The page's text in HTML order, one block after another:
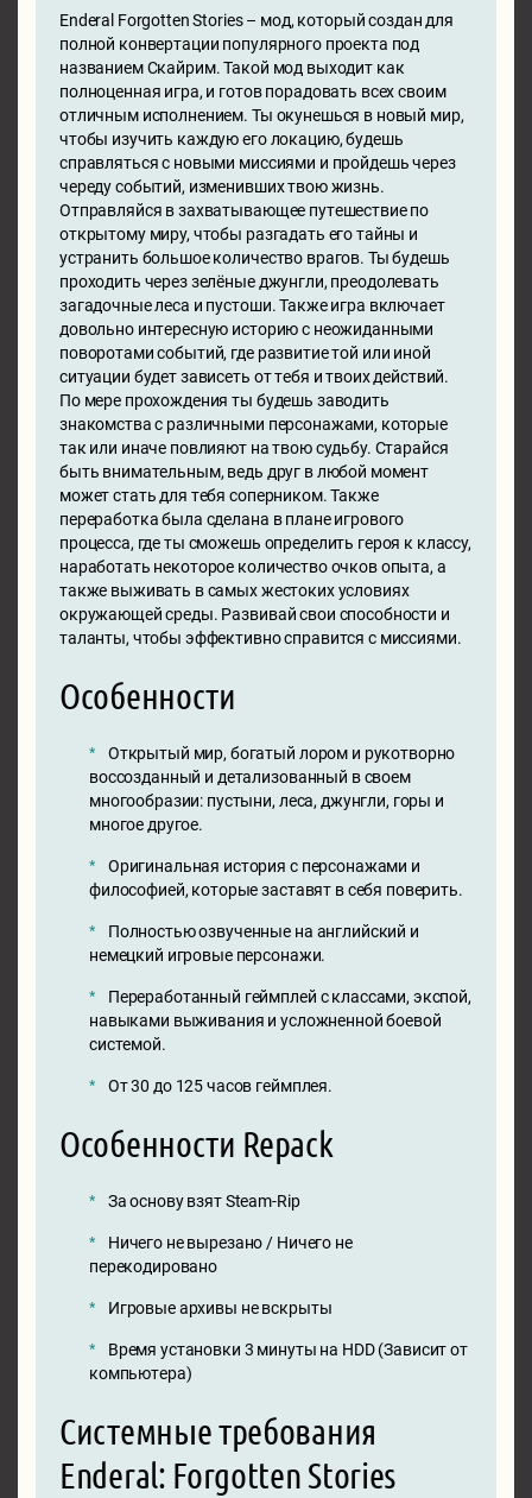
Enderal Forgotten Stories – мод, который создан для
полной конвертации популярного проекта под
названием Скайрим. Такой мод выходит как
полноценная игра, и готов порадовать всех своим
отличным исполнением. Ты окунешься в новый мир,
чтобы изучить каждую его локацию, будешь
справляться с новыми миссиями и пройдешь через
череду событий, изменивших твою жизнь.
Отправляйся в захватывающее путешествие по
открытому миру, чтобы разгадать его тайны и
устранить большое количество врагов. Ты будешь
проходить через зелёные джунгли, преодолевать
загадочные леса и пустоши. Также игра включает
довольно интересную историю с неожиданными
поворотами событий, где развитие той или иной
ситуации будет зависеть от тебя и твоих действий.
По мере прохождения ты будешь заводить
знакомства с различными персонажами, которые
так или иначе повлияют на твою судьбу. Старайся
быть внимательным, ведь друг в любой момент
может стать для тебя соперником. Также
переработка была сделана в плане игрового
процесса, где ты сможешь определить героя к классу,
наработать некоторое количество очков опыта, а
также выживать в самых жестоких условиях
окружающей среды. Развивай свои способности и
таланты, чтобы эффективно справится с миссиями.
Особенности
Открытый мир, богатый лором и рукотворно
воссозданный и детализованный в своем
многообразии: пустыни, леса, джунгли, горы и
многое другое.
Оригинальная история с персонажами и
философией, которые заставят в себя поверить.
Полностью озвученные на английский и
немецкий игровые персонажи.
Переработанный геймплей с классами, экспой,
навыками выживания и усложненной боевой
системой.
От 30 до 125 часов геймплея.
Особенности Repack
За основу взят Steam-Rip
Ничего не вырезано / Ничего не
перекодировано
Игровые архивы не вскрыты
Время установки 3 минуты на HDD (Зависит от
компьютера)
Системные требования
Enderal: Forgotten Stories